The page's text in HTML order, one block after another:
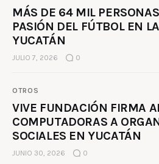
MÁS DE 64 MIL
PASIÓN DEL FÚTBOL EN
YUCATÁN
JULIO 7, 2026 0
OTROS
VIVE FUNDACIÓN FIRMA
COMPUTADORAS A
SOCIALES EN YUCATÁN
JUNIO 30, 2026 0